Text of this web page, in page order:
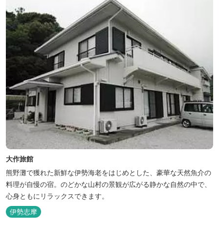
大作旅館
熊野灘で獲れた新鮮な伊勢海老をはじめとした、豪華な天然魚介の
料理が自慢の宿。のどかな山村の景観が広がる静かな自然の中で、
心身ともにリラックスできます。
伊勢志摩